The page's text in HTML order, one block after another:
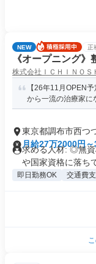
NEW 正
《オープニング
株式会社ＩＣＨＩＮＯＳ
【26年11月OPEN
から一流の治療家に
東京都調布市西つ
月給27万2000円～
求める人材: ◎無資
や国家資格に落ち
即日勤務OK 交通費